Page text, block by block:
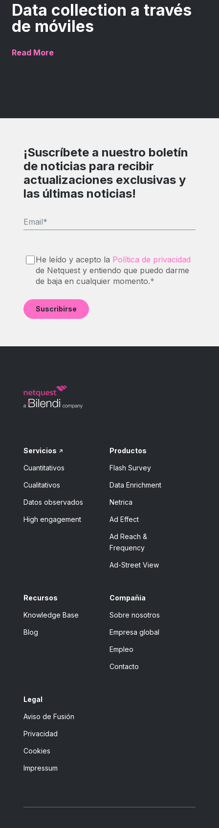
Data collection a través
de móviles
Read More
¡Suscríbete a nuestro boletín
de noticias para recibir
actualizaciones exclusivas y
las últimas noticias!
Email*
He leído y acepto la Política de privacidad
de Netquest y entiendo que puedo darme
de baja en cualquier momento.*
Servicios
Cuantitativos
Cualitativos
Datos observados
High engagement
Productos
Flash Survey
Data Enrichment
Netrica
Ad Effect
Ad Reach &
Frequency
Ad-Street View
Recursos
Knowledge Base
Blog
Compañía
Sobre nosotros
Empresa global
Empleo
Contacto
Legal
Aviso de Fusión
Privacidad
Cookies
Impressum